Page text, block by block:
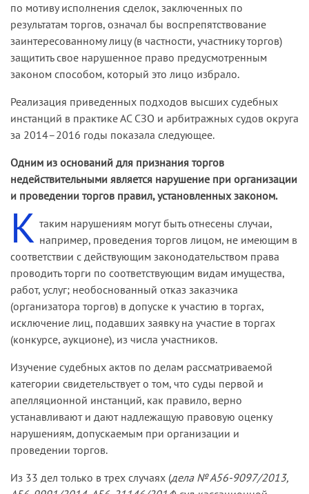
по мотиву исполнения сделок, заключенных по
результатам торгов, означал бы воспрепятствование
заинтересованному лицу (в частности, участнику торгов)
защитить свое нарушенное право предусмотренным
законом способом, который это лицо избрало.
Реализация приведенных подходов высших судебных
инстанций в практике АС СЗО и арбитражных судов округа
за 2014–2016 годы показала следующее.
Одним из оснований для признания торгов
недействительными является нарушение при организации
и проведении торгов правил, установленных законом.
К таким нарушениям могут быть отнесены случаи,
например, проведения торгов лицом, не имеющим в
соответствии с действующим законодательством права
проводить торги по соответствующим видам имущества,
работ, услуг; необоснованный отказ заказчика
(организатора торгов) в допуске к участию в торгах,
исключение лиц, подавших заявку на участие в торгах
(конкурсе, аукционе), из числа участников.
Изучение судебных актов по делам рассматриваемой
категории свидетельствует о том, что суды первой и
апелляционной инстанций, как правило, верно
устанавливают и дают надлежащую правовую оценку
нарушениям, допускаемым при организации и
проведении торгов.
Из 33 дел только в трех случаях (дела № А56-9097/2013,